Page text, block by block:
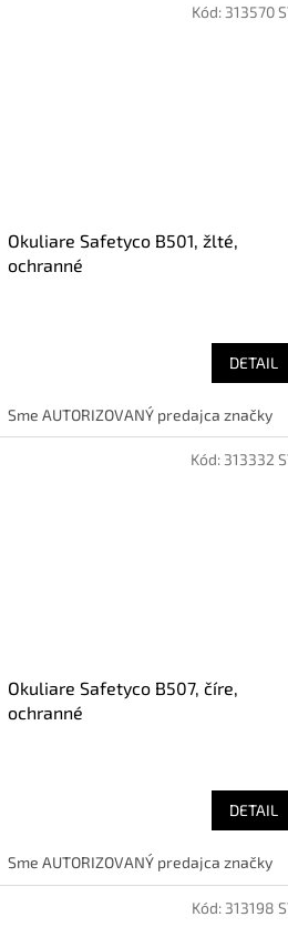
Okuliare Safetyco B501, žlté,
ochranné
DETAIL
Sme AUTORIZOVANÝ predajca značky
Kód: 313570
Okuliare Safetyco B507, číre,
ochranné
DETAIL
Sme AUTORIZOVANÝ predajca značky
Kód: 313332
Kód: 313198